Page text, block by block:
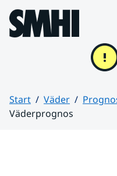
Hoppa till sidans innehåll
Start Väder
Väderprognos